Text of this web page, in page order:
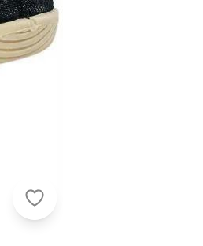
Outlet - Tênis Feminino